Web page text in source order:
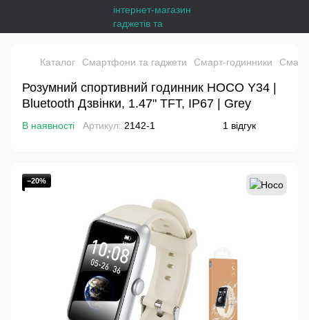
Каталог Смартфони та гаджети Смарт-годинники
Розумний спортивний годинник HOCO Y34 |
Bluetooth Дзвінки, 1.47" TFT, IP67 | Grey
В наявності Артикул: 2142-1 1 відгук
−20%